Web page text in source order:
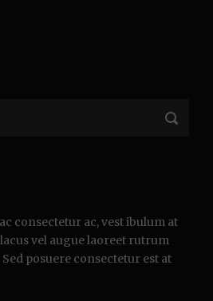
consectetur ac, vest ibulum at
vel augue laoreet rutrum
posuere consectetur est at